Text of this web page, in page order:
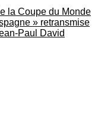
la Coupe du Monde
» retransmise
Paul David